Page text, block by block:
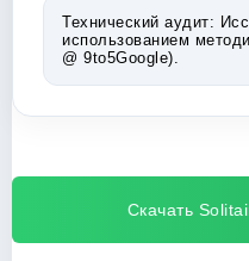
Технический аудит:
использованием
@ 9to5Google).
Скачать